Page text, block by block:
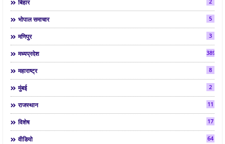
बिहार
भोपाल समाचार 5
मणिपुर 3
मध्यप्रदेश 3892
महाराष्ट्र 8
मुंबई 2
राजस्थान 11
विशेष 17
वीडियो 64